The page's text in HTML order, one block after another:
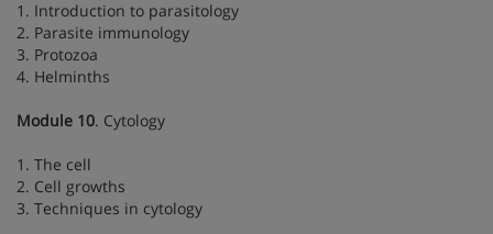
1. Introduction to parasitology
2. Parasite immunology
3. Protozoa
4. Helminths
Module 10. Cytology
1. The cell
2. Cell growths
3. Techniques in cytology